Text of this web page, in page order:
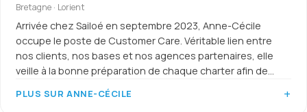
Bretagne · Lorient
Arrivée chez Sailoé en septembre 2023, Anne-Cécile
occupe le poste de Customer Care. Véritable lien entre
nos clients, nos bases et nos agences partenaires, elle
veille à la bonne préparation de chaque charter afin de
garantir une expérience de navigation sereine et réussie.
PLUS SUR ANNE-CÉCILE